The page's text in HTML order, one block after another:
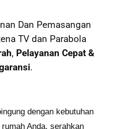
Dan Pemasangan
TV dan Parabola
, Pelayanan Cepat &
.
dengan kebutuhan
Anda, serahkan